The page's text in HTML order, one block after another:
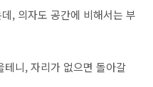
, 의자도 공간에 비해서는 부
테니, 자리가 없으면 돌아갈